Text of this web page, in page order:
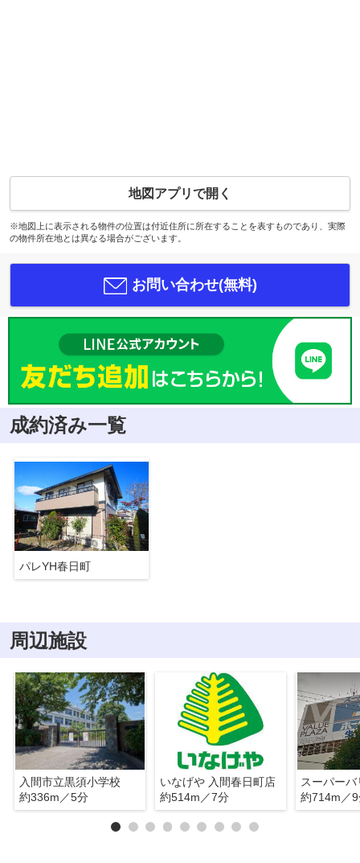
地図アプリで開く
※地図上に表示される物件の位置は付近住所に所在することを表すものであり、実際
の物件所在地とは異なる場合がございます。
お問い合わせ(無料)
成約済み一覧
パレYH春日町
周辺施設
入間市立黒須小学校
約336m／5分
いなげや 入間春日町店
約514m／7分
約714m／